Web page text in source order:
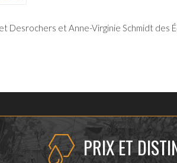
Desrochers et Anne-Virginie Schmidt des
PRIX ET